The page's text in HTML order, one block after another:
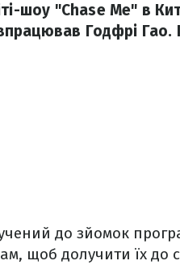
шоу "Chase Me" в
Годфрі
до зйомок
щоб долучити їх до